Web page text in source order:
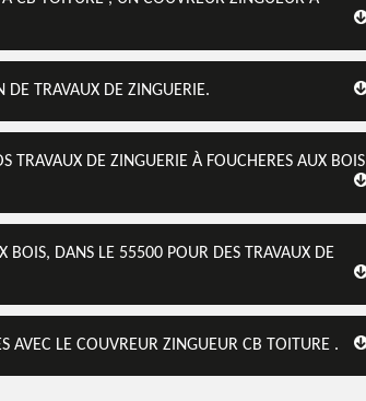
DE TRAVAUX DE ZINGUERIE.
TRAVAUX DE ZINGUERIE À FOUCHERES AUX BOIS
BOIS, DANS LE 55500 POUR DES TRAVAUX DE
AVEC LE COUVREUR ZINGUEUR CB TOITURE .